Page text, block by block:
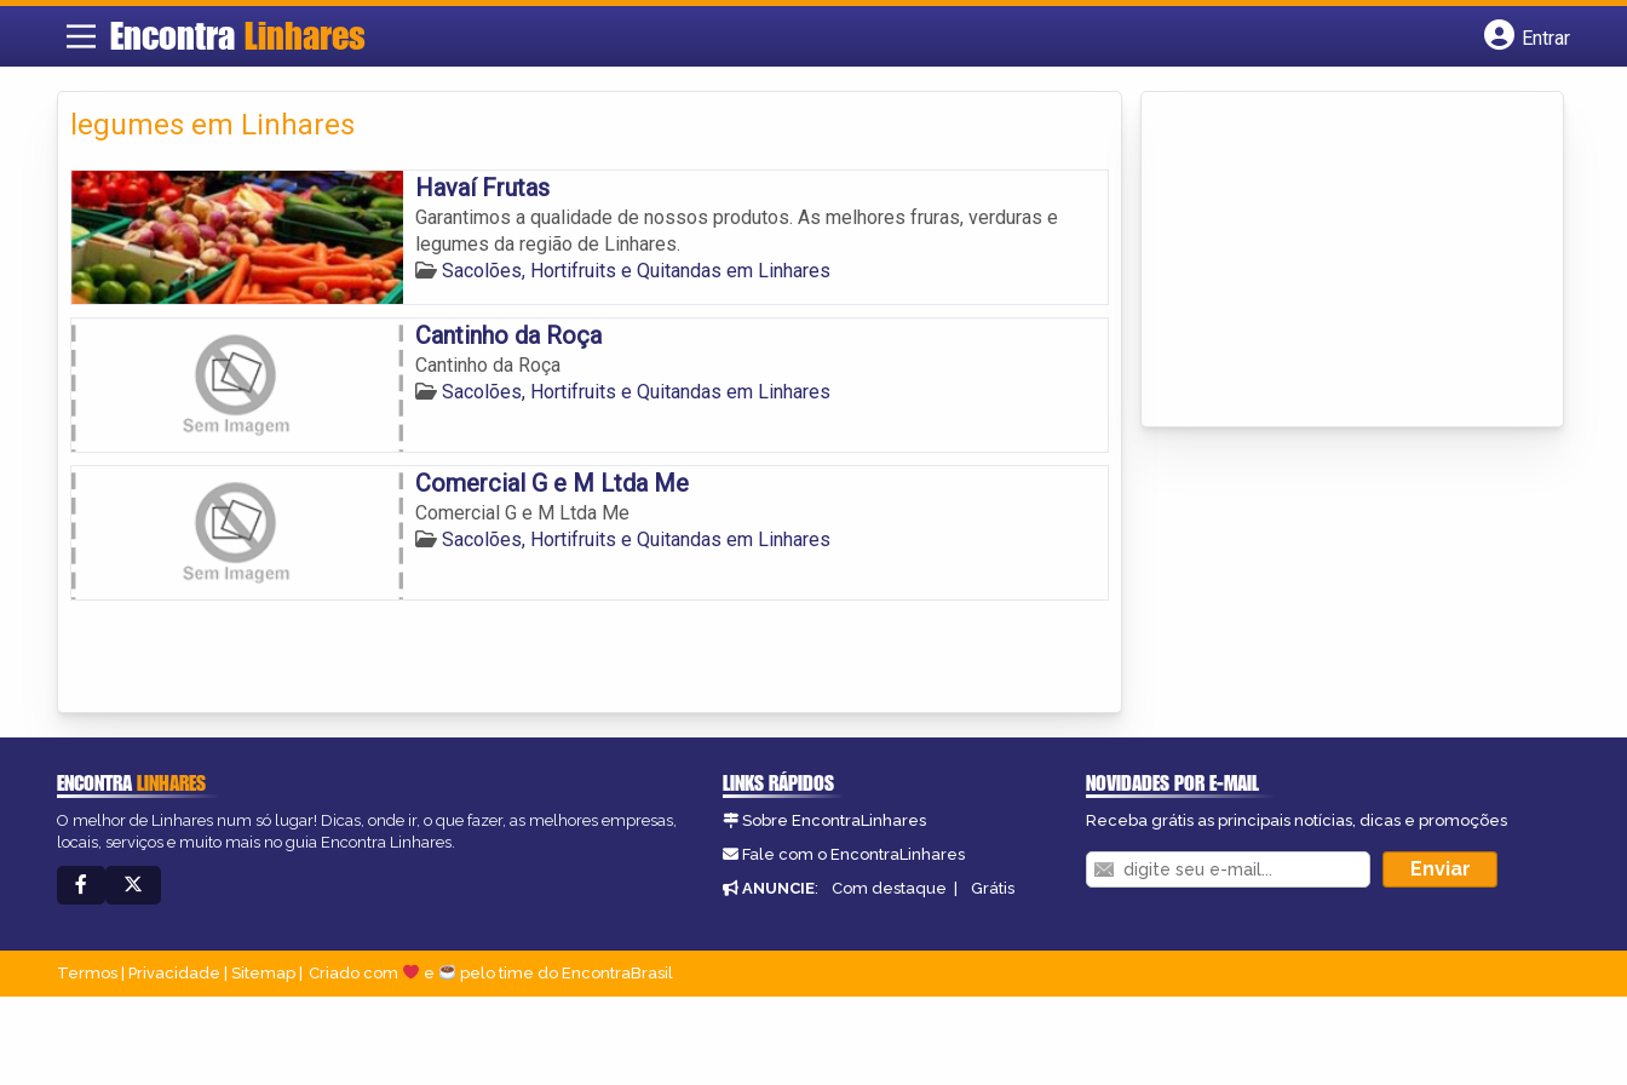
Encontra Linhares
Entrar
legumes em Linhares
Havaí Frutas
Garantimos a qualidade de nossos produtos. As melhores fruras, verduras e
legumes da região de Linhares.
Sacolões, Hortifruits e Quitandas em Linhares
Cantinho da Roça
Cantinho da Roça
Sacolões, Hortifruits e Quitandas em Linhares
Comercial G e M Ltda Me
Comercial G e M Ltda Me
Sacolões, Hortifruits e Quitandas em Linhares
ENCONTRALINHARES
O melhor de Linhares num só lugar! Dicas, onde ir, o que fazer, as melhores empresas,
locais, serviços e muito mais no guia Encontra Linhares.
LINKS RÁPIDOS
Sobre EncontraLinhares
Fale com o EncontraLinhares
ANUNCIE: Com destaque | Grátis
NOVIDADES POR E-MAIL
Receba grátis as principais notícias, dicas e promoções
Termos Privacidade Sitemap Criado com e pelo time do EncontraBrasil